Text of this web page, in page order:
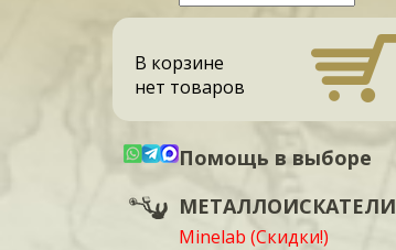
В корзине
нет товаров
Помощь в выборе
МЕТАЛЛОИСКАТЕЛИ
Minelab (Скидки!)